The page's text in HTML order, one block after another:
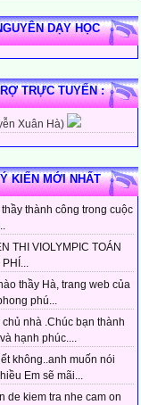
DẠY HỌC
TRỰC TUYẾN :
Xuân Hà)
KIẾN MỚI NHẤT
thành công trong cuộc
THI VIOLYMPIC TOÁN
PHÍ...
thầy Hà, trang web của
phú...
nhà .Chúc bạn thành
hạnh phúc....
không..anh muốn nói
Em sẽ mãi...
de kiem tra nhe cam on